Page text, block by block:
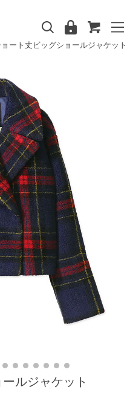
ョート丈ビッグショールジャケット
ルジャケット